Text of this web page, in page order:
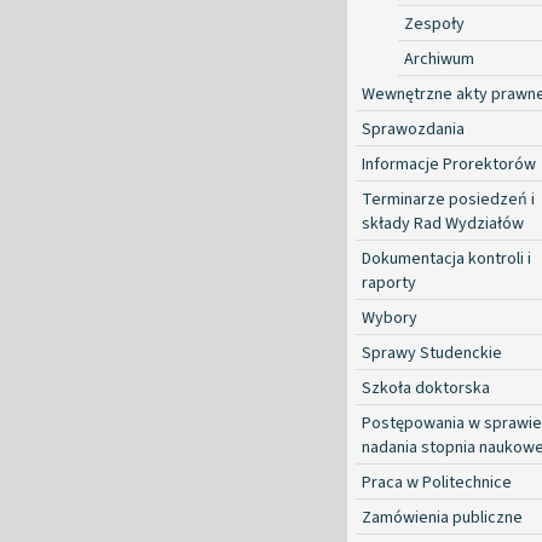
Zespoły
Archiwum
Wewnętrzne akty
Sprawozdania
Informacje Prorektorów
Terminarze posiedzeń i
składy Rad Wydziałów
Dokumentacja kontroli i
raporty
Wybory
Sprawy Studenckie
Szkoła doktorska
Postępowania w sprawie
nadania stopnia
Praca w Politechnice
Zamówienia publiczne